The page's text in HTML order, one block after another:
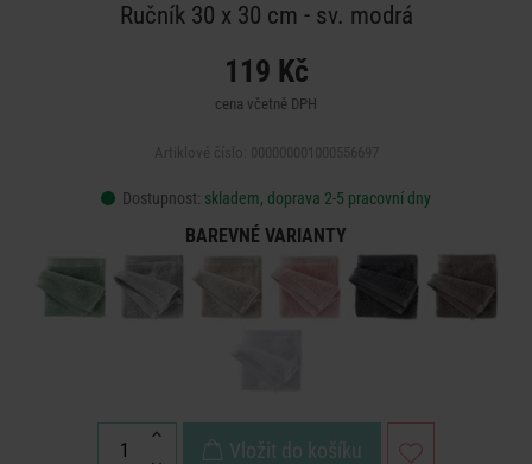
Ručník 30 x 30 cm - sv. modrá
119 Kč
cena včetně DPH
Dostupnost: skladem, doprava 2-5 pracovní dny
BAREVNÉ VARIANTY
Vložit do košíku